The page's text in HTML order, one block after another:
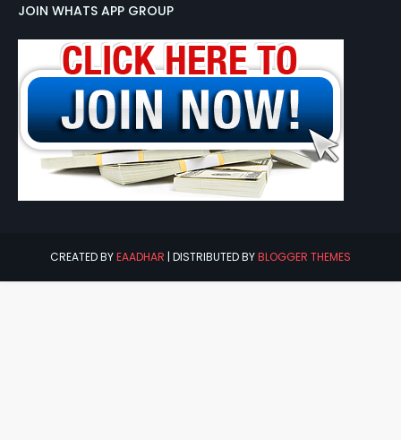
JOIN WHATS APP GROUP
CREATED BYEAADHAR | DISTRIBUTED BYBLOGGER THEMES